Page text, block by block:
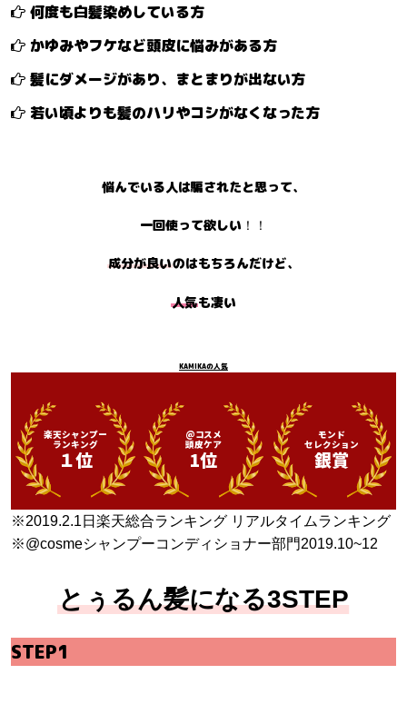
何度も白髪染めしている方
かゆみやフケなど頭皮に悩みがある方
髪にダメージがあり、 まとまりが出ない方
若い頃よりも髪のハリやコシがなくなった方
悩んでいる人は騙されたと思って、
一回使って欲しい ！！
成分が良いのはもちろんだけど、
人気も凄い
KAMIKAの人気
楽天シャンプー
ランキング
１位
@コスメ
頭皮ケア
1位
モンド
セレクション
銀賞
※2019.2.1日楽天総合ランキング リアルタイムランキング
※@cosmeシャンプーコンディショナー部門2019.10~12
とぅるん髪になる3STEP
STEP1